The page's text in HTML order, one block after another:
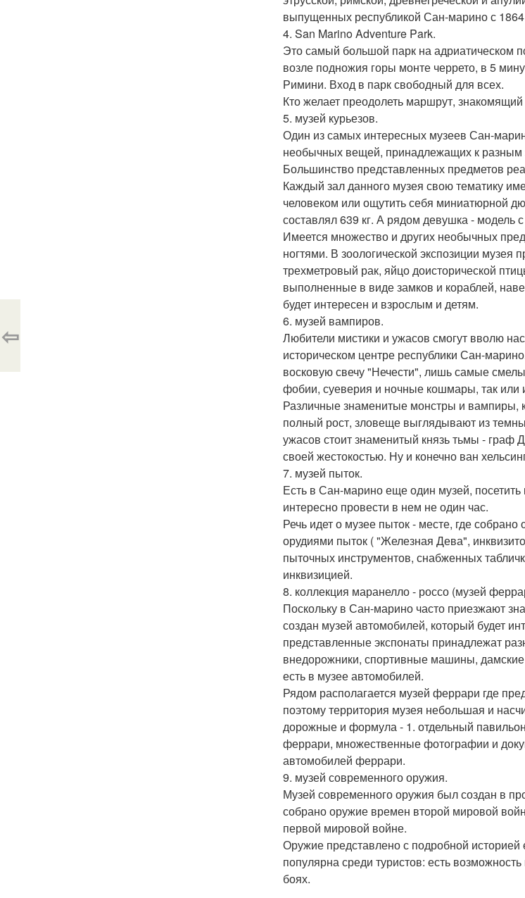
выпущенных республикой Сан-марино с
4. San Marino Adventure Park.
Это самый большой парк на адриатическом
возле подножия горы монте черрето, в 5
Римини. Вход в парк свободный для всех.
Кто желает преодолеть маршрут,
5. музей курьезов.
Один из самых интересных музеев Сан-
необычных вещей, принадлежащих к разным
Большинство представленных предметов
Каждый зал данного музея свою тематику
человеком или ощутить себя миниатюрной
составлял 639 кг. А рядом девушка - модель
Имеется множество и других необычных
ногтями. В зоологической экспозиции
трехметровый рак, яйцо доисторической
выполненные в виде замков и кораблей,
будет интересен и взрослым и детям.
6. музей вампиров.
Любители мистики и ужасов смогут вволю
историческом центре республики Сан-
восковую свечу "Нечести", лишь самые
фобии, суеверия и ночные кошмары, так или
Различные знаменитые монстры и вампиры,
полный рост, зловеще выглядывают из
ужасов стоит знаменитый князь тьмы - граф
своей жестокостью. Ну и конечно ван
7. музей пыток.
Есть в Сан-марино еще один музей, посетить
интересно провести в нем не один час.
Речь идет о музее пыток - месте, где
орудиями пыток ( "Железная Дева",
пыточных инструментов, снабженных
инквизицией.
8. коллекция маранелло - россо (музей
Поскольку в Сан-марино часто приезжают
создан музей автомобилей, который будет
представленные экспонаты принадлежат
внедорожники, спортивные машины,
есть в музее автомобилей.
Рядом располагается музей феррари где
поэтому территория музея небольшая и
дорожные и формула - 1. отдельный
феррари, множественные фотографии и
автомобилей феррари.
9. музей современного оружия.
Музей современного оружия был создан в
собрано оружие времен второй мировой
первой мировой войне.
Оружие представлено с подробной историей
популярна среди туристов: есть
боях.
⇦